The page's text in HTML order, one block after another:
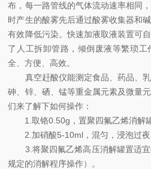
布，每一路管线的气体流动速率相同
时产生的酸雾先后通过酸雾收集器和
有效降低污染。快速加液取液装置可
了人工拆卸管路，倾倒废液等繁琐
全、方便、高效。
真空赶酸仪能测定食品、药品、乳
砷、锌、硒、锰等重金属元素及微量
们来了解下如何操作：
1.取铬0.50g，置聚四氟乙烯消解罐
2.加硝酸5-10ml，混匀，浸泡过夜
3.将聚四氟乙烯高压消解罐置适宜
规定的消解程序操作）。